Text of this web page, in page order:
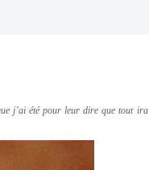
j’ai été pour leur dire que tout